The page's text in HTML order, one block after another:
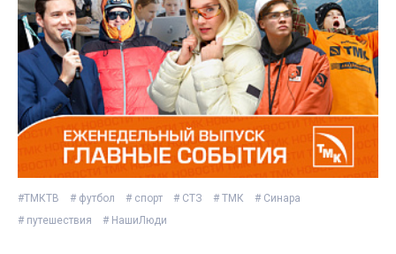
#ТМКТВ # футбол # спорт # СТЗ # ТМК
# Синара
# путешествия
# НашиЛюди